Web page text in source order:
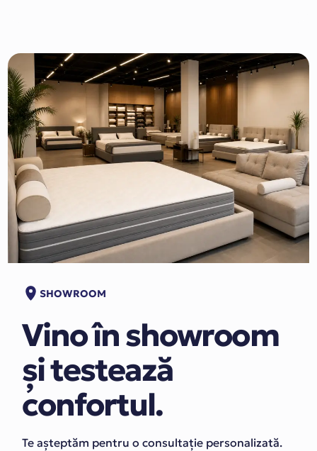
SHOWROOM
Vino în showroom
și testează
confortul.
Te așteptăm pentru o consultație personalizată.